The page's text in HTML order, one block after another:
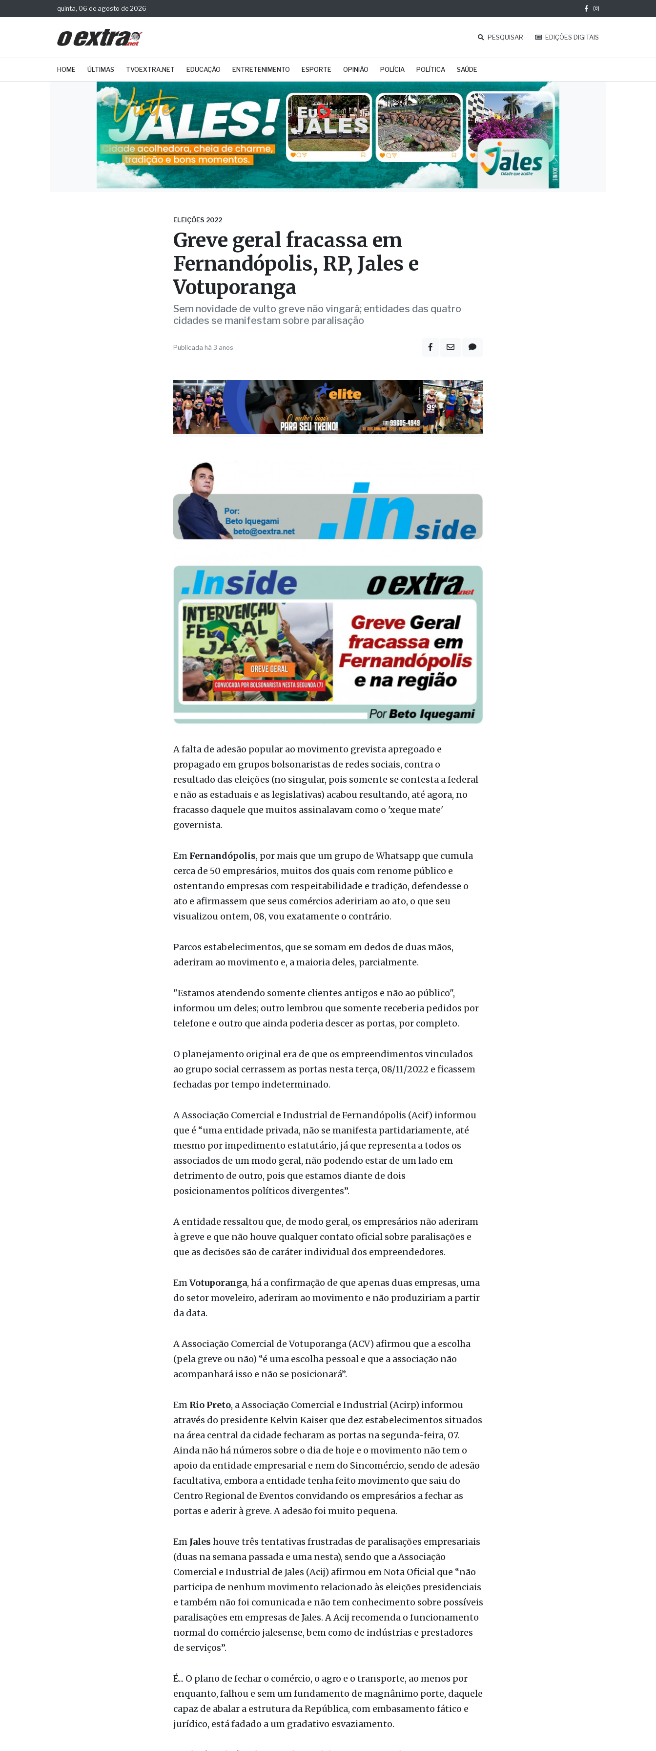
quinta, 06 de agosto de 2026
PESQUISAR EDIÇÕES DIGITAIS
HOME ÚLTIMAS TVOEXTRA.NET EDUCAÇÃO ENTRETENIMENTO ESPORTE OPINIÃO POLÍCIA POLÍTICA SAÚDE
Greve geral fracassa em
Fernandópolis, RP, Jales e
Votuporanga
Sem novidade de vulto greve não vingará; entidades das quatro
cidades se manifestam sobre paralisação
Publicada há 3 anos
A falta de adesão popular ao movimento grevista apregoado e
resultado das eleições (no singular, pois somente se contesta a federal
e não as estaduais e as legislativas) acabou resultando, até agora, no
fracasso daquele que muitos assinalavam como o 'xeque mate'
governista.
EmFernandópolis
ostentando empresas com respeitabilidade e tradição, defendesse o
ato e afirmassem que seus comércios adeririam ao ato, o que seu
visualizou ontem, 08, vou exatamente o contrário.
Parcos estabelecimentos, que se somam em dedos de duas mãos,
"Estamos atendendo somente clientes antigos e não ao público",
telefone e outro que ainda poderia descer as portas, por completo.
O planejamento original era de que os empreendimentos vinculados
fechadas por tempo indeterminado.
A Associação Comercial e Industrial de Fernandópolis (Acif) informou
mesmo por impedimento estatutário, já que representa a todos os
associados de um modo geral, não podendo estar de um lado em
detrimento de outro, pois que estamos diante de dois
posicionamentos políticos divergentes”.
A entidade ressaltou que, de modo geral, os empresários não aderiram
que as decisões são de caráter individual dos empreendedores.
Em Votuporanga, há a confirmação de que apenas duas empresas, uma
da data.
A Associação Comercial de Votuporanga (ACV) afirmou que a escolha
acompanhará isso e não se posicionará”.
EmRio Preto, a Associação Comercial e Industrial (Acirp) informou
na área central da cidade fecharam as portas na segunda-feira, 07.
Ainda não há números sobre o dia de hoje e o movimento não tem o
apoio da entidade empresarial e nem do Sincomércio, sendo de adesão
facultativa, embora a entidade tenha feito movimento que saiu do
Centro Regional de Eventos convidando os empresários a fechar as
portas e aderir à greve. A adesão foi muito pequena.
EmJales houve três tentativas frustradas de paralisações empresariais
Comercial e Industrial de Jales (Acij) afirmou em Nota Oficial que “não
participa de nenhum movimento relacionado às eleições presidenciais
e também não foi comunicada e não tem conhecimento sobre possíveis
paralisações em empresas de Jales. A Acij recomenda o funcionamento
normal do comércio jalesense, bem como de indústrias e prestadores
de serviços”.
É... O plano de fechar o comércio, o agro e o transporte, ao menos por
capaz de abalar a estrutura da República, com embasamento fático e
jurídico, está fadado a um gradativo esvaziamento.
O relatório de fiscalização eleitoral das Forças Armadas, previsto para